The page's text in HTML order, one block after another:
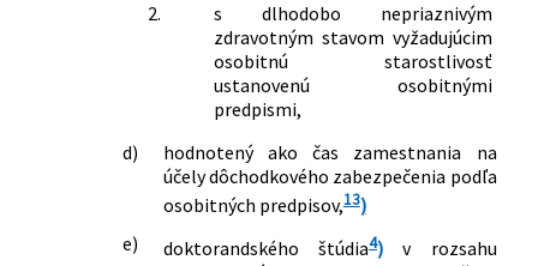
2.
s dlhodobo nepriaznivým
zdravotným stavom vyžadujúcim
osobitnú starostlivosť
ustanovenú osobitnými
predpismi,
d)
hodnotený ako čas zamestnania na
účely dôchodkového zabezpečenia podľa
osobitných predpisov,13)
e)
doktorandského štúdia4) v rozsahu